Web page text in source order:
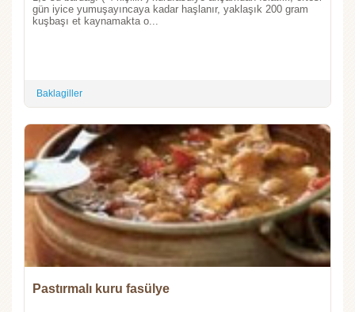
gün iyice yumuşayıncaya kadar haşlanır, yaklaşık 200 gram
kuşbaşı et kaynamakta o...
Baklagiller
Pastırmalı kuru fasülye